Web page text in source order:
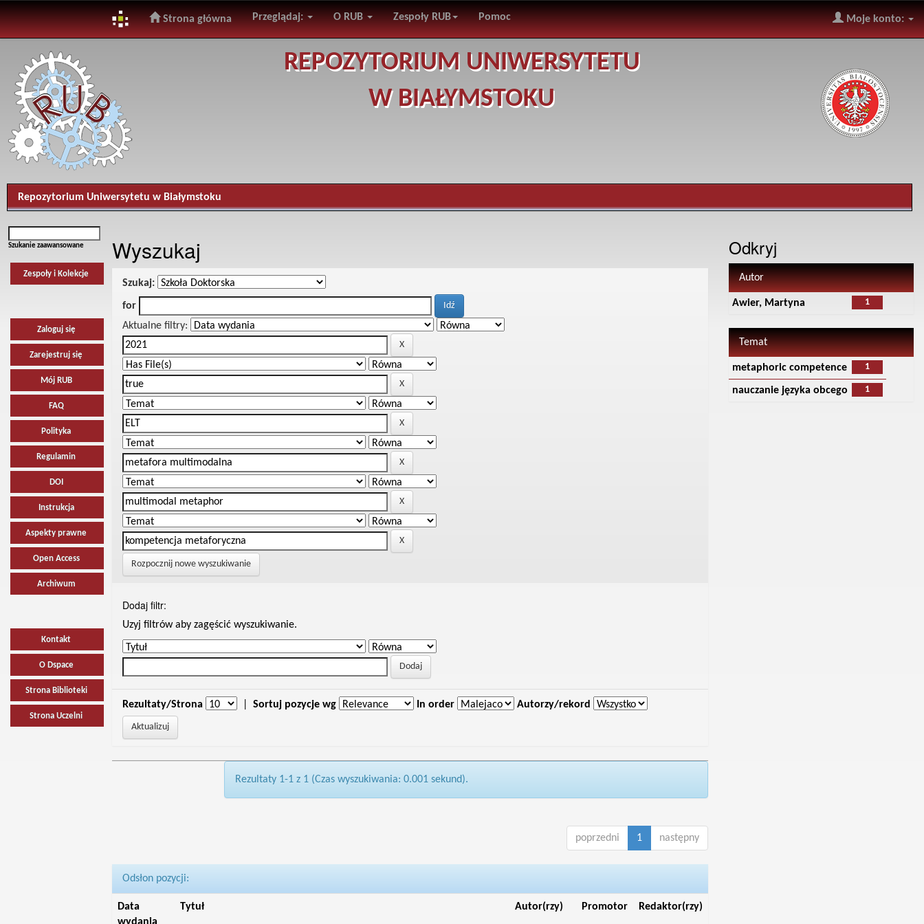
navigation
Strona główna Przeglądaj: O RUB Zespoły RUB Pomoc Moje konto:
REPOZYTORIUM UNIWERSYTETU
W BIAŁYMSTOKU
Repozytorium Uniwersytetu w Białymstoku
Szukanie zaawansowane
Zespoły i Kolekcje
Zaloguj się
Zarejestruj się
Mój RUB
FAQ
Polityka
Regulamin
DOI
Instrukcja
Aspekty prawne
Open Access
Archiwum
Kontakt
O Dspace
Strona Biblioteki
Strona Uczelni
Wyszukaj
Szukaj:
for
Aktualne filtry:
Rozpocznij nowe wyszukiwanie
Dodaj filtr:
Uzyj filtrów aby zagęścić wyszukiwanie.
Rezultaty/Strona Sortuj pozycje wg In order Autorzy/rekord
Rezultaty 1-1 z 1 (Czas wyszukiwania: 0.001 sekund).
poprzedni 1 następny
Odsłon pozycji:
Data
Tytuł Autor(rzy) Promotor Redaktor(rzy)
Odkryj
Autor
1
Awier, Martyna
Temat
1
metaphoric competence
1
nauczanie języka obcego